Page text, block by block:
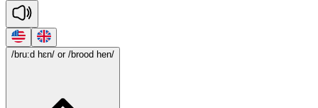
/bru:d hɛn/ or /brood hen/